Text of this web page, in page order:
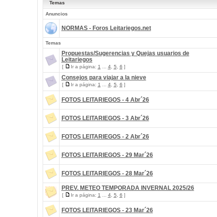
Temas
Anuncios
NORMAS - Foros Leitariegos.net
Temas
Propuestas/Sugerencias y Quejas usuarios de
Leitariegos
[ Ir a página: 1 4, 5 6 ]
Consejos para viajar a la nieve
[ Ir a página: 1 4, 5 6 ]
FOTOS LEITARIEGOS - 4 Abr´26
FOTOS LEITARIEGOS - 3 Abr´26
FOTOS LEITARIEGOS - 2 Abr´26
FOTOS LEITARIEGOS - 29 Mar´26
FOTOS LEITARIEGOS - 28 Mar´26
PREV. METEO TEMPORADA INVERNAL 2025/26
[ Ir a página: 1 4, 5 6 ]
FOTOS LEITARIEGOS - 23 Mar´26